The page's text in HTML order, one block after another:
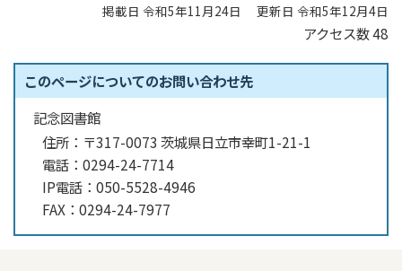
掲載日 令和5年11月24日 更新日 令和5年12月4日
アクセス数48
このページについてのお問い合わせ先
記念図書館
住所： 〒317-0073 茨城県日立市幸町1-21-1
電話： 0294-24-7714
IP電話： 050-5528-4946
FAX： 0294-24-7977